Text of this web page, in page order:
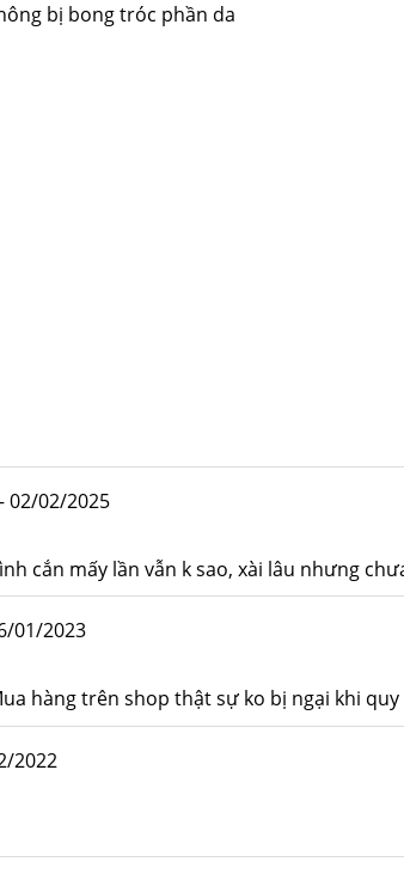
bị bong tróc phần da
02/02/2025
cắn mấy lần vẫn k sao, xài lâu nhưng
01/2023
hàng trên shop thật sự ko bị ngại khi
2022